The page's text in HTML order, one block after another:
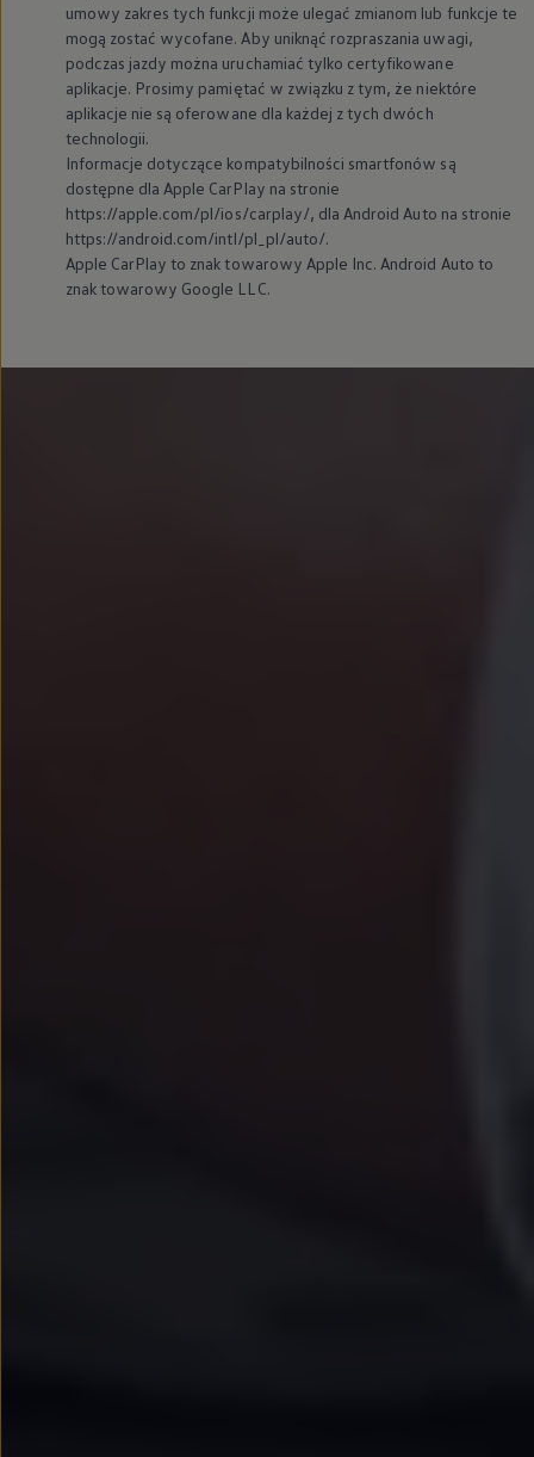
umowy zakres tych funkcji może ulegać zmianom lub funkcje te
mogą zostać wycofane. Aby uniknąć rozpraszania uwagi,
podczas jazdy można uruchamiać tylko certyfikowane
aplikacje. Prosimy pamiętać w związku z tym, że niektóre
aplikacje nie są oferowane dla każdej z tych dwóch
technologii.
Informacje dotyczące kompatybilności smartfonów są
dostępne dla Apple CarPlay na stronie
https://apple.com/pl/ios/carplay/, dla Android Auto na stronie
https://android.com/intl/pl_pl/auto/.
Apple CarPlay to znak towarowy Apple Inc. Android Auto to
znak towarowy Google LLC.